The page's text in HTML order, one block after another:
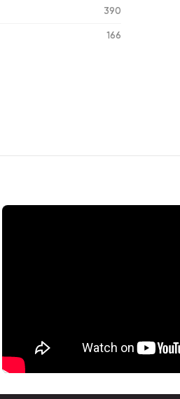
390
166